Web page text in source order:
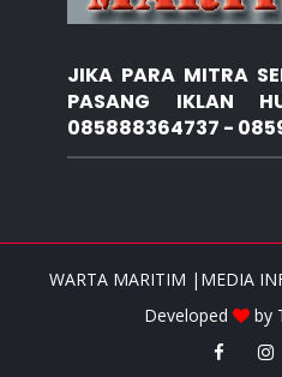
JIKA PARA MITRA
PASANG IKLAN
085888364737 -
WARTA MARITIM |MEDIA
Developed
by